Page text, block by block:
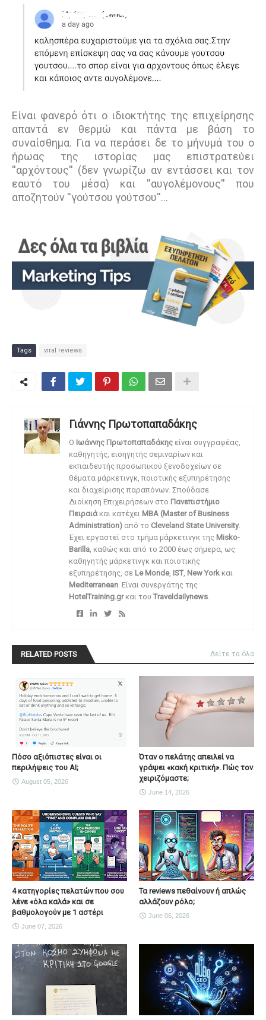
Είναι φανερό ότι ο ιδιοκτήτης της επιχείρησης
απαντά εν θερμώ και πάντα με βάση το
συναίσθημα. Για να περάσει δε το μήνυμά του ο
ήρωας της ιστορίας μας επιστρατεύει
''αρχόντους'' (δεν γνωρίζω αν εντάσσει και τον
εαυτό του μέσα) και ''αυγολέμονους'' που
αποζητούν ''γούτσου γούτσου''…
Tags viral reviews
Γιάννης Πρωτοπαπαδάκης
O Ιωάννης Πρωτοπαπαδάκης είναι συγγραφέας,
καθηγητής, εισηγητής σεμιναρίων και
εκπαιδευτής προσωπικού ξενοδοχείων σε
θέματα μάρκετινγκ, ποιοτικής εξυπηρέτησης
και διαχείρισης παραπόνων. Σπούδασε
Διοίκηση Επιχειρήσεων στο Πανεπιστήμιο
Πειραιάκαι κατέχει MBA (Master of Business
Administration) από το Cleveland State University.
Έχει εργαστεί στο τμήμα μάρκετινγκ της Misko-
Barilla, καθώς και από το 2000 έως σήμερα, ως
καθηγητής μάρκετινγκ και ποιοτικής
εξυπηρέτησης, σε Le Monde, IST, New York και
Mediterranean. Είναι συνεργάτης της
HotelTraining.grκαι του Traveldailynews.
RELATED POSTS Δείτε τα όλα
Πόσο αξιόπιστες είναι οι
περιλήψεις του ΑΙ;
August 05, 2026
Όταν ο πελάτης απειλεί να
γράψει «κακή κριτική». Πώς τον
χειριζόμαστε;
June 14, 2026
4 κατηγορίες πελατών που σου
λένε «όλα καλά» και σε
βαθμολογούν με 1 αστέρι
June 07, 2026
Τα reviews πεθαίνουν ή απλώς
αλλάζουν ρόλο;
June 06, 2026